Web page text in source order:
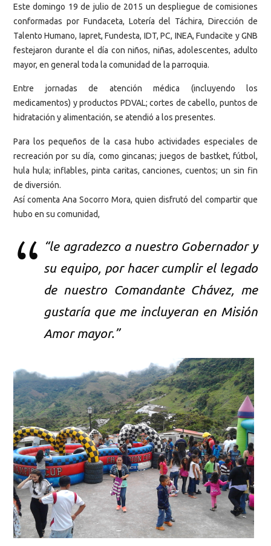
Este domingo 19 de julio de 2015 un despliegue de comisiones
conformadas por Fundaceta, Lotería del Táchira, Dirección de
Talento Humano, Iapret, Fundesta, IDT, PC, INEA, Fundacite y GNB
festejaron durante el día con niños, niñas, adolescentes, adulto
mayor, en general toda la comunidad de la parroquia.
Entre jornadas de atención médica (incluyendo los
medicamentos) y productos PDVAL; cortes de cabello, puntos de
hidratación y alimentación, se atendió a los presentes.
Para los pequeños de la casa hubo actividades especiales de
recreación por su día, como gincanas; juegos de bastket, fútbol,
hula hula; inflables, pinta caritas, canciones, cuentos; un sin fin
de diversión.
Así comenta Ana Socorro Mora, quien disfrutó del compartir que
hubo en su comunidad,
“le agradezco a nuestro Gobernador y
su equipo, por hacer cumplir el legado
de nuestro Comandante Chávez, me
gustaría que me incluyeran en Misión
Amor mayor.”